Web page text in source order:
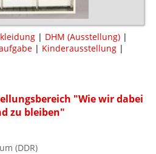
| DHM (Ausstellung) |
| Kinderausstellung |
"Wie wir dabei
zu bleiben"
(DDR)